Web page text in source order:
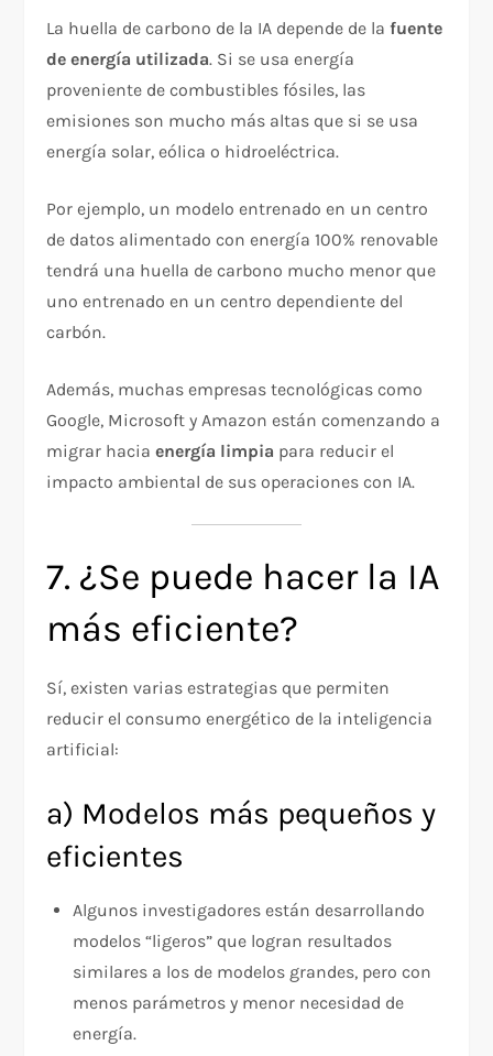
La huella de carbono de la IA depende de lafuente
de energía utilizada. Si se usa energía
proveniente de combustibles fósiles, las
emisiones son mucho más altas que si se usa
energía solar, eólica o hidroeléctrica.
Por ejemplo, un modelo entrenado en un centro
de datos alimentado con energía 100% renovable
tendrá una huella de carbono mucho menor que
uno entrenado en un centro dependiente del
carbón.
Además, muchas empresas tecnológicas como
Google, Microsoft y Amazon están comenzando a
migrar haciaenergía limpia para reducir el
impacto ambiental de sus operaciones con IA.
7. ¿Se puede hacer la IA
más eficiente?
Sí, existen varias estrategias que permiten
reducir el consumo energético de la inteligencia
artificial:
a) Modelos más pequeños y
eficientes
Algunos investigadores están desarrollando
modelos “ligeros” que logran resultados
similares a los de modelos grandes, pero con
menos parámetros y menor necesidad de
energía.